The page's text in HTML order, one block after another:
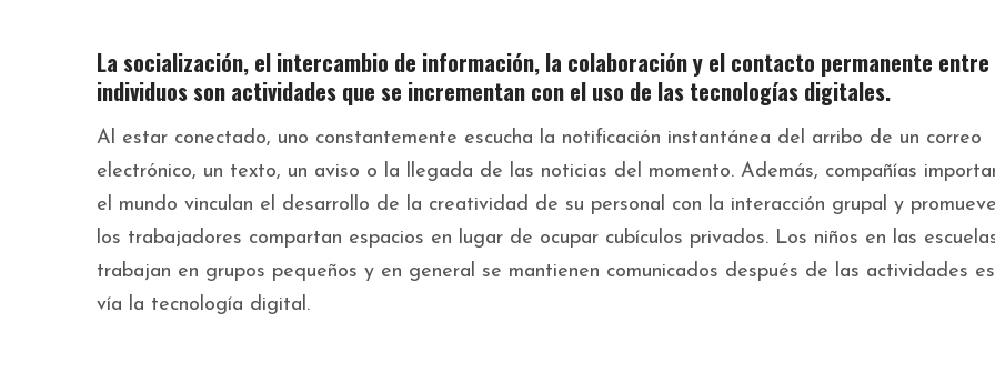
La socialización, el intercambio de información, la colaboración y el contacto permanente entre
individuos son actividades que se incrementan con el uso de las tecnologías digitales.
Al estar conectado, uno constantemente escucha la notificación instantánea del arribo de un correo
electrónico, un texto, un aviso o la llegada de las noticias del momento. Además, compañías
el mundo vinculan el desarrollo de la creatividad de su personal con la interacción grupal y
los trabajadores compartan espacios en lugar de ocupar cubículos privados. Los niños en las
trabajan en grupos pequeños y en general se mantienen comunicados después de las actividades
vía la tecnología digital.